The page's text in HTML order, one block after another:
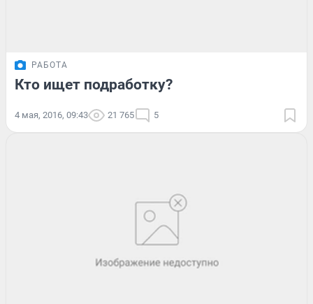
РАБОТА
Кто ищет подработку?
4 мая, 2016, 09:43 21 765 5